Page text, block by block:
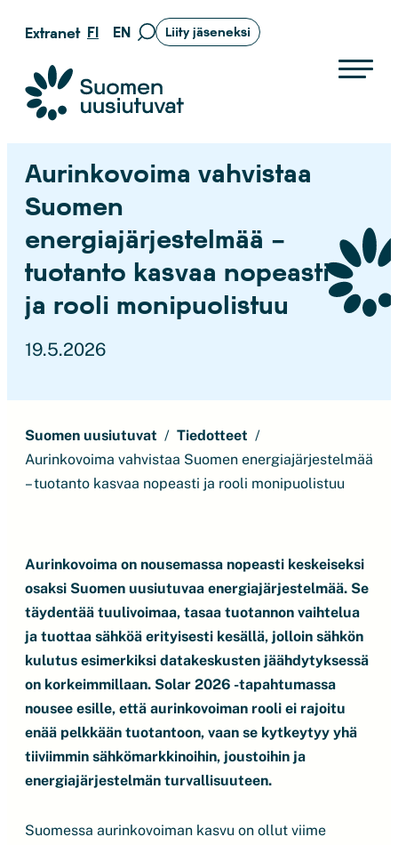
Siirry
sisältöön
Extranet FI EN
Siirry
Liity jäseneksi
Suomen uusiutuvat ry
Aurinkovoima vahvistaa
Suomen
energiajärjestelmää –
tuotanto kasvaa nopeasti
ja rooli monipuolistuu
19.5.2026
Suomen uusiutuvat
Tiedotteet
Aurinkovoima vahvistaa Suomen energiajärjestelmää
– tuotanto kasvaa nopeasti ja rooli monipuolistuu
Aurinkovoima on nousemassa nopeasti keskeiseksi
osaksi Suomen uusiutuvaa energiajärjestelmää. Se
täydentää tuulivoimaa, tasaa tuotannon vaihtelua
ja tuottaa sähköä erityisesti kesällä, jolloin sähkön
kulutus esimerkiksi datakeskusten jäähdytyksessä
on korkeimmillaan. Solar 2026 -tapahtumassa
nousee esille, että aurinkovoiman rooli ei rajoitu
enää pelkkään tuotantoon, vaan se kytkeytyy yhä
tiiviimmin sähkömarkkinoihin, joustoihin ja
energiajärjestelmän turvallisuuteen.
Suomessa aurinkovoiman kasvu on ollut viime